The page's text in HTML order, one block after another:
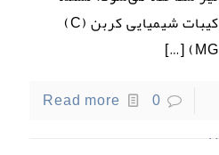
فنری1.8161 حاوی ترکیبات شیمیایی کربن (C)
[…]
0
Read more